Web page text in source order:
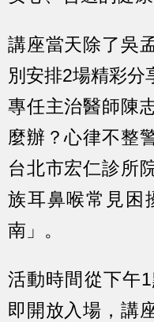
講座當天除了吳
別安排2場精彩分
專任主治醫師陳
麼辦？心律不整
台北市宏仁診所
族耳鼻喉常見困
南」。
活動時間從下午
即開放入場，講